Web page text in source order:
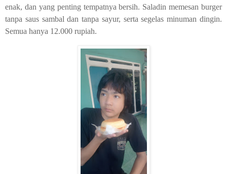
enak, dan yang penting tempatnya bersih. Saladin memesan burger
tanpa saus sambal dan tanpa sayur, serta segelas minuman dingin.
Semua hanya 12.000 rupiah.